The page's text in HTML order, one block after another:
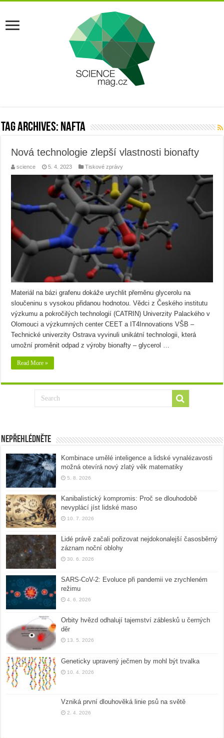
Tag Archives: nafta
Nová technologie zlepší vlastnosti bionafty
science 5. 4. 2023 Tiskové zprávy
Materiál na bázi grafenu dokáže urychlit přeměnu glycerolu na
sloučeninu s vysokou přidanou hodnotou. Vědci z Českého institutu
výzkumu a pokročilých technologií (CATRIN) Univerzity Palackého v
Olomouci a výzkumných center CEET a IT4Innovations VŠB –
Technické univerzity Ostrava vyvinuli unikátní technologii, která
umožní proměnit odpad z výroby bionafty – glycerol …
Read More »
Nepřehlédněte
Kombinace umělé inteligence a lidské vynalézavosti
možná otevírá nový zlatý věk matematiky
5. 8. 2026
Kanibalistický kompromis: Proč se dlouhodobě
nevyplácí jíst lidské maso
10. 7. 2026
Lidé právě začali pořizovat nejdokonalejší časosběrný
záznam noční oblohy
30. 6. 2026
SARS-CoV-2: Evoluce při pandemii ve zrychleném
režimu
4. 6. 2026
Orbity hvězd odhalují tajemství záblesků u černých
děr
13. 5. 2026
Geneticky upravený ječmen by mohl být trvalka
10. 4. 2026
Vzniká první dlouhověká linie psů na světě
2. 4. 2026